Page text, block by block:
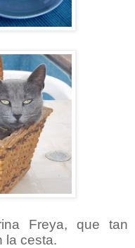
Freya, que tan
la cesta.